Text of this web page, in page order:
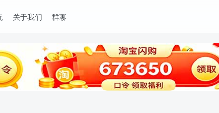
关于我们 群聊